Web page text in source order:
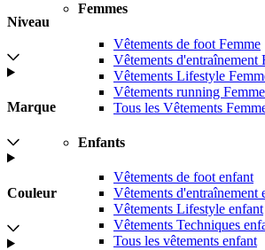
Femmes
Vêtements de foot Femme
Vêtements d'entraînement
Vêtements Lifestyle
Vêtements running Femme
Tous les Vêtements
Enfants
Vêtements de foot enfant
Vêtements d'entraînement
Vêtements Lifestyle enfant
Vêtements Techniques
Tous les vêtements enfant
Niveau
Marque
Couleur